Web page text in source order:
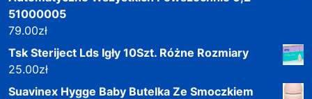
51000005
79.00zł
Tsk Steriject Lds Igły 10Szt. Różne Rozmiary
25.00zł
Suavinex Hygge Baby Butelka Ze Smoczkiem